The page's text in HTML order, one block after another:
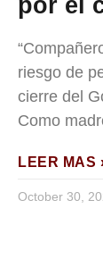
por el
riesgo de
cierre del
Como
LEER MAS
October 30,